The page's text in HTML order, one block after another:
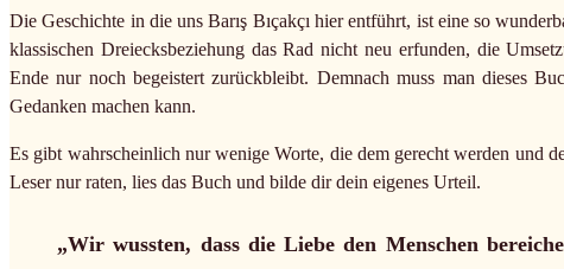
Die Geschichte in die uns Barış Bıçakçı hier entführt, ist eine so
klassischen Dreiecksbeziehung das Rad nicht neu erfunden, die
Ende nur noch begeistert zurückbleibt. Demnach muss man dieses
Gedanken machen kann.
Es gibt wahrscheinlich nur wenige Worte, die dem gerecht werden und
Leser nur raten, lies das Buch und bilde dir dein eigenes Urteil.
„Wir wussten, dass die Liebe den Menschen